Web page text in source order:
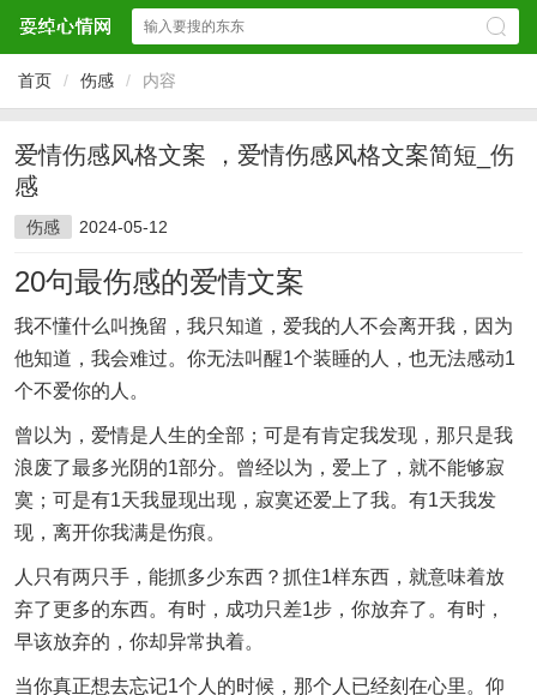
首页 / 伤感 / 内容
爱情伤感风格文案 ，爱情伤感风格文案简短_伤
感
伤感 2024-05-12
20句最伤感的爱情文案
我不懂什么叫挽留，我只知道，爱我的人不会离开我，因为
他知道，我会难过。你无法叫醒1个装睡的人，也无法感动1
个不爱你的人。
曾以为，爱情是人生的全部；可是有肯定我发现，那只是我
浪废了最多光阴的1部分。曾经以为，爱上了，就不能够寂
寞；可是有1天我显现出现，寂寞还爱上了我。有1天我发
现，离开你我满是伤痕。
人只有两只手，能抓多少东西？抓住1样东西，就意味着放
弃了更多的东西。有时，成功只差1步，你放弃了。有时，
早该放弃的，你却异常执着。
当你真正想去忘记1个人的时候，那个人已经刻在心里。仰